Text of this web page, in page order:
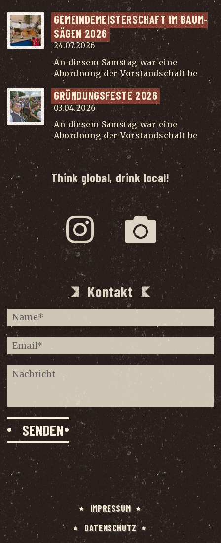
GEMEIN­DE­MEIS­TER­SCHAFT IM BAUM­
SÄ­GEN 2026
24.07.2026
An diesem Samstag war eine
Abordnung der Vorstandschaft be
GRÜN­DUNGS­FES­TE 2026
03.04.2026
An diesem Samstag war eine
Abordnung der Vorstandschaft be
Think global, drink local!
Kontakt
IMPRES­SUM
DATEN­SCHUTZ